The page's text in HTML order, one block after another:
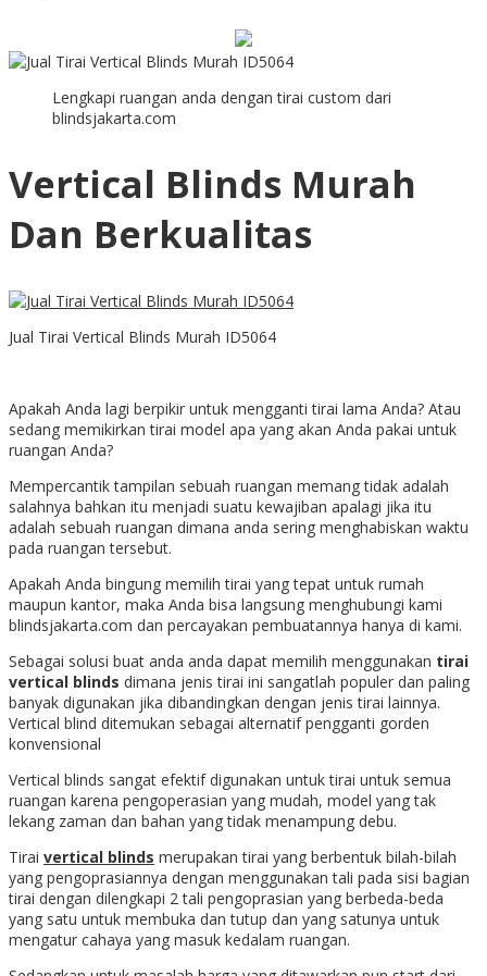
Lengkapi ruangan anda dengan tirai custom dari
blindsjakarta.com
Vertical Blinds Murah
Dan Berkualitas
Jual Tirai Vertical Blinds Murah ID5064
Apakah Anda lagi berpikir untuk mengganti tirai lama Anda? Atau
sedang memikirkan tirai model apa yang akan Anda pakai untuk
ruangan Anda?
Mempercantik tampilan sebuah ruangan memang tidak adalah
salahnya bahkan itu menjadi suatu kewajiban apalagi jika itu
adalah sebuah ruangan dimana anda sering menghabiskan waktu
pada ruangan tersebut.
Apakah Anda bingung memilih tirai yang tepat untuk rumah
maupun kantor, maka Anda bisa langsung menghubungi kami
blindsjakarta.com dan percayakan pembuatannya hanya di kami.
Sebagai solusi buat anda anda dapat memilih menggunakan tirai
vertical blinds dimana jenis tirai ini sangatlah populer dan paling
banyak digunakan jika dibandingkan dengan jenis tirai lainnya.
Vertical blind ditemukan sebagai alternatif pengganti gorden
konvensional
Vertical blinds sangat efektif digunakan untuk tirai untuk semua
ruangan karena pengoperasian yang mudah, model yang tak
lekang zaman dan bahan yang tidak menampung debu.
Tirai vertical blinds merupakan tirai yang berbentuk bilah-bilah
yang pengoprasiannya dengan menggunakan tali pada sisi bagian
tirai dengan dilengkapi 2 tali pengoprasian yang berbeda-beda
yang satu untuk membuka dan tutup dan yang satunya untuk
mengatur cahaya yang masuk kedalam ruangan.